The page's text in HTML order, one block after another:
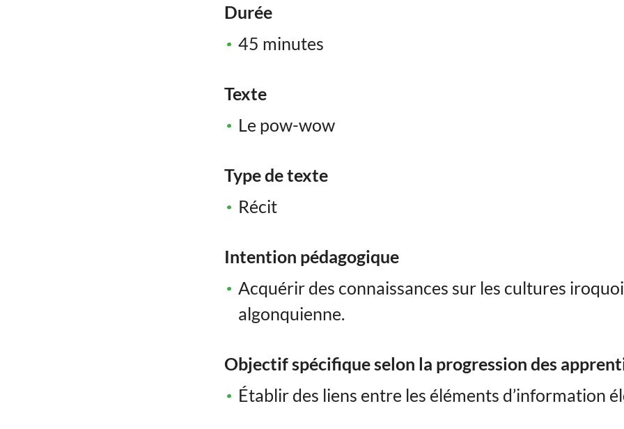
Durée
45 minutes
Texte
Le pow-wow
Type de texte
Récit
Intention pédagogique
Acquérir des connaissances sur les cultures
algonquienne.
Objectif spécifique selon la progression des
Établir des liens entre les éléments d’information